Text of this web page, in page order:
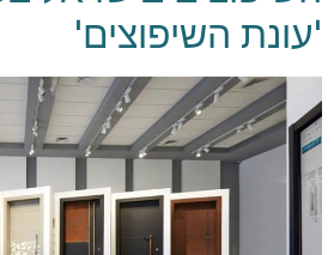
'עונת השיפוצים'